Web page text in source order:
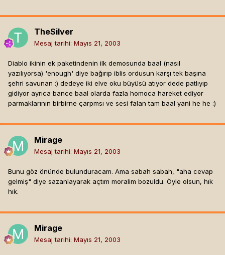
TheSilver
Mesaj tarihi: Mayıs 21, 2003
Diablo ikinin ek paketindenin ilk demosunda baal (nasıl
yazılıyorsa) 'enough' diye bağırıp iblis ordusun karşı tek başına
şehri savunan :) dedeye iki elve oku büyüsü atıyor dede patlıyıp
gidiyor ayrıca bance baal olarda fazla homoca hareket ediyor
parmaklarının birbirne çarpmsı ve sesi falan tam baal yani he he :)
Mirage
Mesaj tarihi: Mayıs 21, 2003
Bunu göz önünde bulunduracam. Ama sabah sabah, "aha cevap
gelmiş" diye sazanlayarak açtım moralim bozuldu. Öyle olsun, hık
hık.
Mirage
Mesaj tarihi: Mayıs 21, 2003